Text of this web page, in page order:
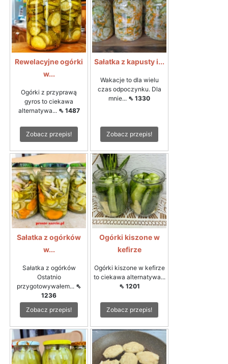
Rewelacyjne ogórki
w...
Ogórki z przyprawą
gyros to ciekawa
alternatywa... ⇖ 1487
Zobacz przepis!
Sałatka z kapusty i...
Wakacje to dla wielu
czas odpoczynku. Dla
mnie... ⇖ 1330
Zobacz przepis!
Sałatka z ogórków
w...
Sałatka z ogórków
Ostatnio
przygotowywałem... ⇖
1236
Zobacz przepis!
Ogórki kiszone w
kefirze
Ogórki kiszone w kefirze
to ciekawa alternatywa...
⇖ 1201
Zobacz przepis!